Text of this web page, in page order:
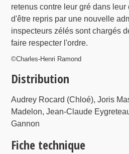
retenus contre leur gré dans
d'être repris par une nouvelle
inspecteurs zélés sont chargés
faire respecter l'ordre.
©Charles-Henri Ramond
Distribution
Audrey Rocard (Chloé), Joris
Madelon, Jean-Claude
Gannon
Fiche technique